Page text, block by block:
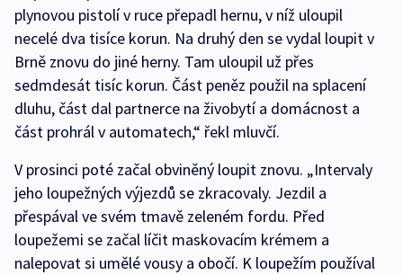
plynovou pistolí v ruce přepadl hernu, v níž uloupil
necelé dva tisíce korun. Na druhý den se vydal loupit v
Brně znovu do jiné herny. Tam uloupil už přes
sedmdesát tisíc korun. Část peněz použil na splacení
dluhu, část dal partnerce na živobytí a domácnost a
část prohrál v automatech,“ řekl mluvčí.
V prosinci poté začal obviněný loupit znovu. „Intervaly
jeho loupežných výjezdů se zkracovaly. Jezdil a
přespával ve svém tmavě zeleném fordu. Před
loupežemi se začal líčit maskovacím krémem a
nalepovat si umělé vousy a obočí. K loupežím používal